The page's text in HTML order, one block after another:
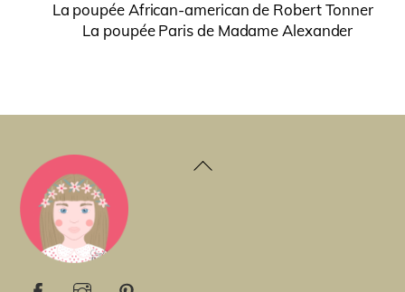
La poupée African-american de Robert Tonner
La poupée Paris de Madame Alexander
Back